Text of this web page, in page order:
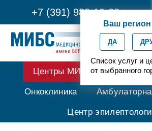
+7 (391) 989-10-29
Ваш регион
ДА
Список услуг и
от выбранного
Центры МИБС
Онкоклиника
Центр